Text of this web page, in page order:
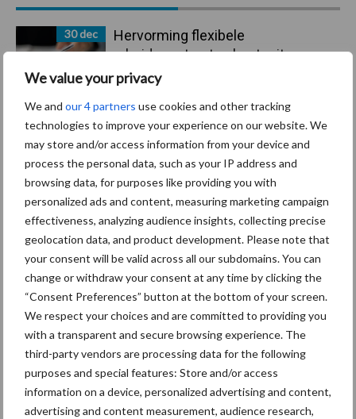
We value your privacy
We and our 4 partners use cookies and other tracking
technologies to improve your experience on our website. We
may store and/or access information from your device and
process the personal data, such as your IP address and
browsing data, for purposes like providing you with
personalized ads and content, measuring marketing campaign
effectiveness, analyzing audience insights, collecting precise
geolocation data, and product development. Please note that
your consent will be valid across all our subdomains. You can
change or withdraw your consent at any time by clicking the
“Consent Preferences” button at the bottom of your screen.
We respect your choices and are committed to providing you
with a transparent and secure browsing experience. The
third-party vendors are processing data for the following
purposes and special features: Store and/or access
information on a device, personalized advertising and content,
advertising and content measurement, audience research,
Sidebar
30 dec
Hervorming flexibele
arbeidscontracten kent mitsen en
maren
29 dec
Freddy van de Ridder Cleaners:
“Glazenwassen zit in m’n bloed,
maar innoveren is mijn toekomst”
24 dec
Friendship Sports Centre maakt
vrienden voor het leven
23 dec
Business Apps: breng rust in de
schoonmaakchaos
Sportschool Saints & Stars moet
oud-schoonmakers alsnog betalen